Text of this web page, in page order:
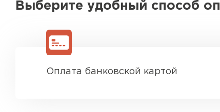
Выберите удобный способ
Оплата банковской картой